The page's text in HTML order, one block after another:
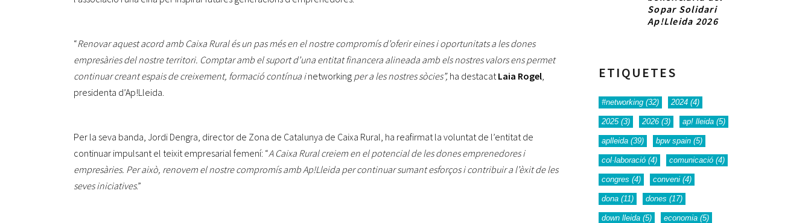
“Renovar aquest acord amb Caixa Rural és un pas més en el nostre compromís d’oferir eines i oportunitats a les dones
empresàries del nostre territori. Comptar amb el suport d’una entitat financera alineada amb els nostres valors ens permet
continuar creant espais de creixement, formació contínua inetworking per a les nostres sòcies”, ha destacatLaia Rogel,
presidenta d’Ap!Lleida.
Per la seva banda, Jordi Dengra, director de Zona de Catalunya de Caixa Rural, ha reafirmat la voluntat de l’entitat de
continuar impulsant el teixit empresarial femení: “A Caixa Rural creiem en el potencial de les dones emprenedores i
empresàries. Per això, renovem el nostre compromís amb Ap!Lleida per continuar sumant esforços i contribuir a l’èxit de les
seves iniciatives.”
Sopar Solidari
Ap!Lleida 2026
ETIQUETES
#networking (32) 2024 (4)
2025(3) 2026 (3) ap! lleida (5)
aplleida (39) bpw spain (5)
col·laboració (4) comunicació (4)
congres (4) conveni (4)
dona (11) dones (17)
down lleida (5) economia (5)